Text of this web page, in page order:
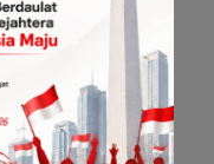
Jasa Keuangan
Pengawasan
2027
16:10